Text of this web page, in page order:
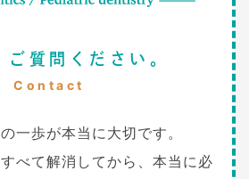
ご質問ください。
Contact
一歩が本当に大切です。
べて解消してから、本当に必